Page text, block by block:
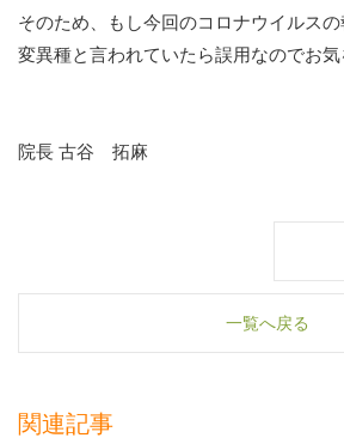
そのため、もし今回のコロナウイルス
変異種と言われていたら誤用なのでお気
院長 古谷 拓麻
一覧へ戻る
関連記事